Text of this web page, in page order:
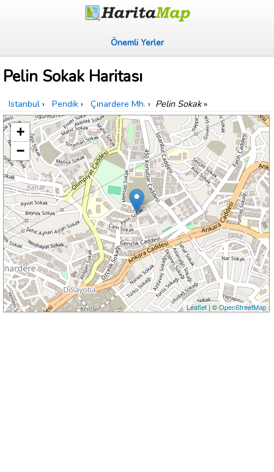
Önemli Yerler
Pelin Sokak Haritası
Istanbul › Pendik › Çınardere Mh. › Pelin Sokak»
+
−
Leaflet| ©OpenStreetMap